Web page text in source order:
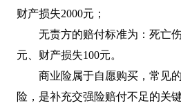
财产损失2000元；
无责方的赔付标准为：死亡
元、财产损失100元。
商业险属于自愿购买，常见
险，是补充交强险赔付不足的关